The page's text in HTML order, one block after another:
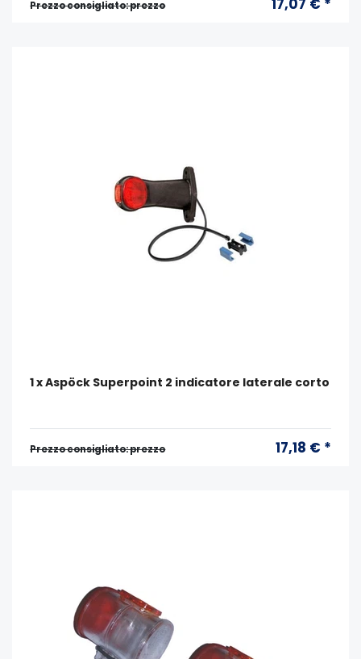
Prezzo consigliato: prezzo
1 x Aspöck Superpoint 2 indicatore laterale corto
Prezzo consigliato: prezzo 17,18 € *